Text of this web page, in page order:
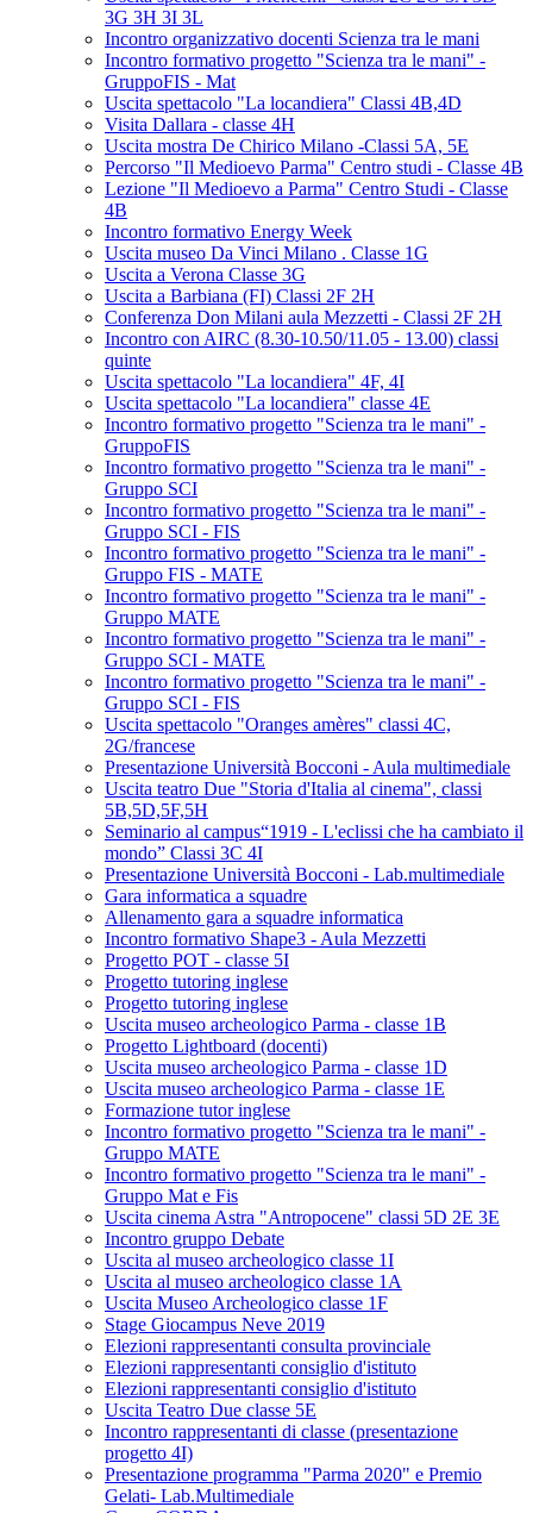
3G 3H 3I 3L
Incontro organizzativo docenti Scienza tra le mani
Incontro formativo progetto "Scienza tra le mani" -
GruppoFIS - Mat
Uscita spettacolo "La locandiera" Classi 4B,4D
Visita Dallara - classe 4H
Uscita mostra De Chirico Milano -Classi 5A, 5E
Percorso "Il Medioevo Parma" Centro studi - Classe 4B
Lezione "Il Medioevo a Parma" Centro Studi - Classe
4B
Incontro formativo Energy Week
Uscita museo Da Vinci Milano . Classe 1G
Uscita a Verona Classe 3G
Uscita a Barbiana (FI) Classi 2F 2H
Conferenza Don Milani aula Mezzetti - Classi 2F 2H
Incontro con AIRC (8.30-10.50/11.05 - 13.00) classi
quinte
Uscita spettacolo "La locandiera" 4F, 4I
Uscita spettacolo "La locandiera" classe 4E
Incontro formativo progetto "Scienza tra le mani" -
GruppoFIS
Incontro formativo progetto "Scienza tra le mani" -
Gruppo SCI
Incontro formativo progetto "Scienza tra le mani" -
Gruppo SCI - FIS
Incontro formativo progetto "Scienza tra le mani" -
Gruppo FIS - MATE
Incontro formativo progetto "Scienza tra le mani" -
Gruppo MATE
Incontro formativo progetto "Scienza tra le mani" -
Gruppo SCI - MATE
Incontro formativo progetto "Scienza tra le mani" -
Gruppo SCI - FIS
Uscita spettacolo "Oranges amères" classi 4C,
2G/francese
Presentazione Università Bocconi - Aula multimediale
Uscita teatro Due "Storia d'Italia al cinema", classi
5B,5D,5F,5H
Seminario al campus“1919 - L'eclissi che ha cambiato il
mondo” Classi 3C 4I
Presentazione Università Bocconi - Lab.multimediale
Gara informatica a squadre
Allenamento gara a squadre informatica
Incontro formativo Shape3 - Aula Mezzetti
Progetto POT - classe 5I
Progetto tutoring inglese
Progetto tutoring inglese
Uscita museo archeologico Parma - classe 1B
Progetto Lightboard (docenti)
Uscita museo archeologico Parma - classe 1D
Uscita museo archeologico Parma - classe 1E
Formazione tutor inglese
Incontro formativo progetto "Scienza tra le mani" -
Gruppo MATE
Incontro formativo progetto "Scienza tra le mani" -
Gruppo Mat e Fis
Uscita cinema Astra "Antropocene" classi 5D 2E 3E
Incontro gruppo Debate
Uscita al museo archeologico classe 1I
Uscita al museo archeologico classe 1A
Uscita Museo Archeologico classe 1F
Stage Giocampus Neve 2019
Elezioni rappresentanti consulta provinciale
Elezioni rappresentanti consiglio d'istituto
Elezioni rappresentanti consiglio d'istituto
Uscita Teatro Due classe 5E
Incontro rappresentanti di classe (presentazione
progetto 4I)
Presentazione programma "Parma 2020" e Premio
Gelati- Lab.Multimediale